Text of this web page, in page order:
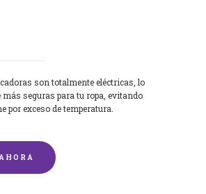
son totalmente eléctricas, lo
más seguras para tu ropa, evitando
por exceso de temperatura.